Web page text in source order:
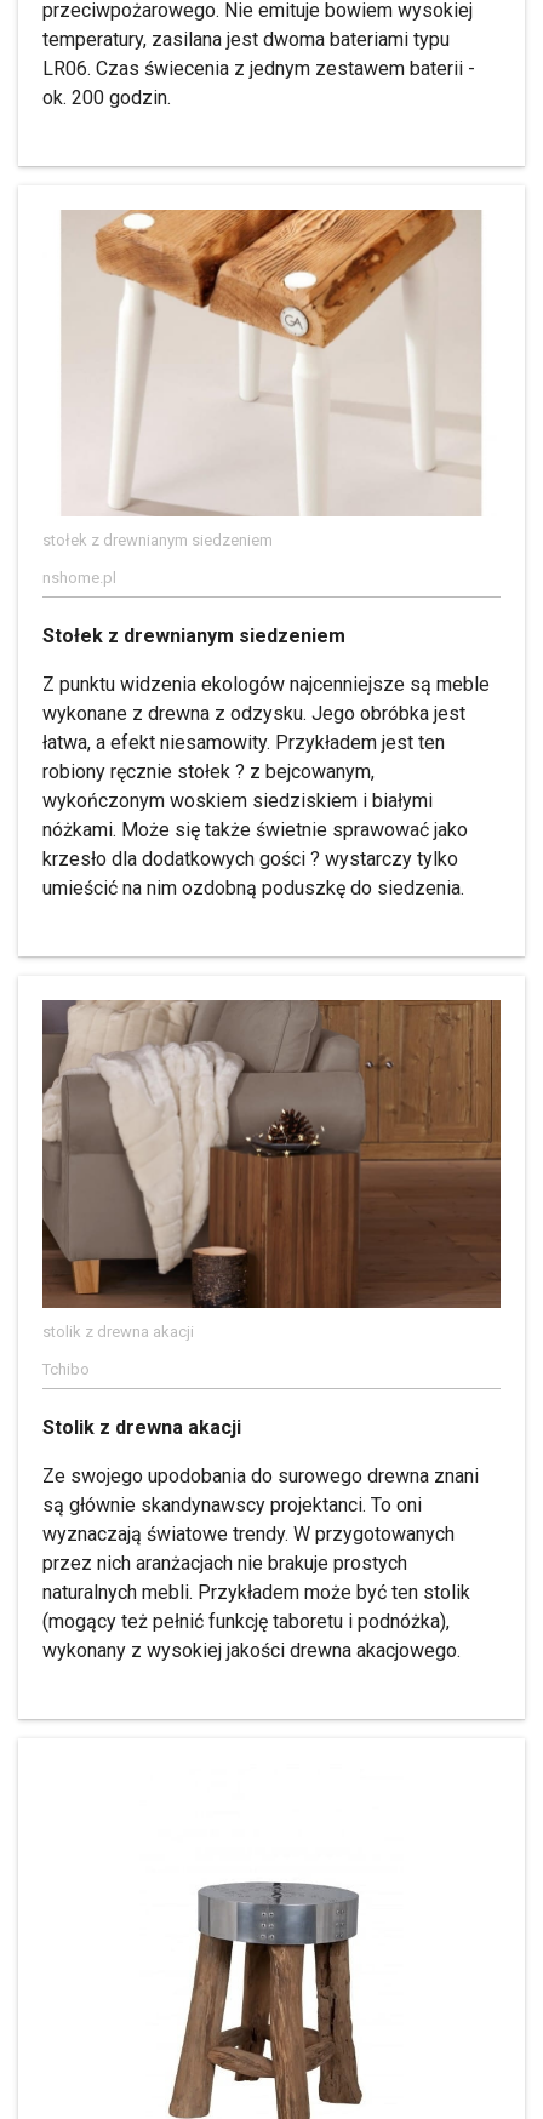
przeciwpożarowego. Nie emituje bowiem wysokiej
temperatury, zasilana jest dwoma bateriami typu
LR06. Czas świecenia z jednym zestawem baterii -
ok. 200 godzin.
stołek z drewnianym siedzeniem
nshome.pl
Stołek z drewnianym siedzeniem
Z punktu widzenia ekologów najcenniejsze są meble
wykonane z drewna z odzysku. Jego obróbka jest
łatwa, a efekt niesamowity. Przykładem jest ten
robiony ręcznie stołek ? z bejcowanym,
wykończonym woskiem siedziskiem i białymi
nóżkami. Może się także świetnie sprawować jako
krzesło dla dodatkowych gości ? wystarczy tylko
umieścić na nim ozdobną poduszkę do siedzenia.
stolik z drewna akacji
Tchibo
Stolik z drewna akacji
Ze swojego upodobania do surowego drewna znani
są głównie skandynawscy projektanci. To oni
wyznaczają światowe trendy. W przygotowanych
przez nich aranżacjach nie brakuje prostych
naturalnych mebli. Przykładem może być ten stolik
(mogący też pełnić funkcję taboretu i podnóżka),
wykonany z wysokiej jakości drewna akacjowego.